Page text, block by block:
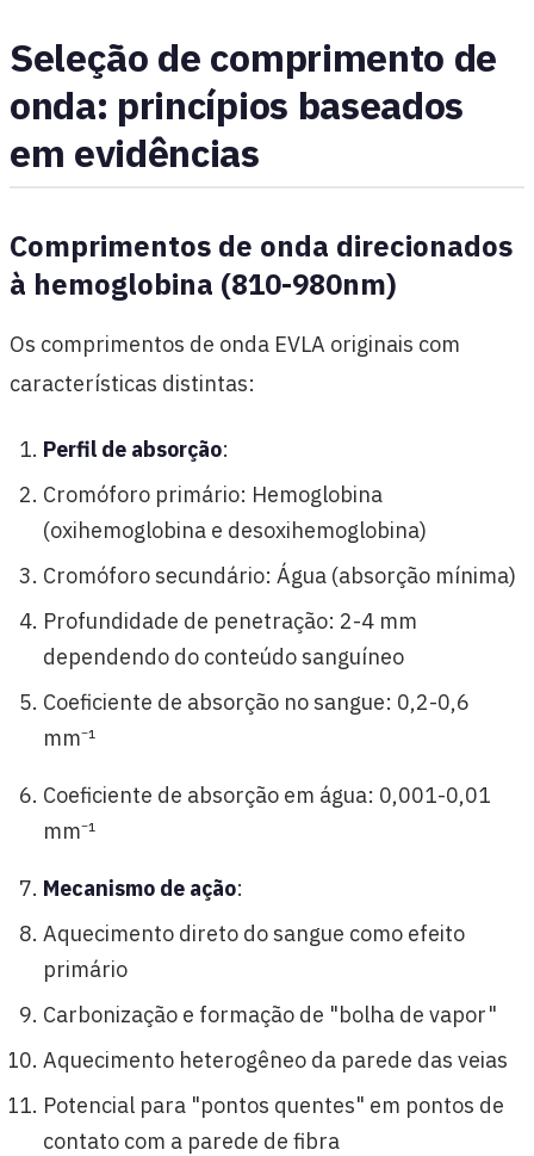
Seleção de comprimento de
onda: princípios baseados
em evidências
Comprimentos de onda direcionados
à hemoglobina (810-980nm)
Os comprimentos de onda EVLA originais com
características distintas:
Perfil de absorção:
Cromóforo primário: Hemoglobina
(oxihemoglobina e desoxihemoglobina)
Cromóforo secundário: Água (absorção mínima)
Profundidade de penetração: 2-4 mm
dependendo do conteúdo sanguíneo
Coeficiente de absorção no sangue: 0,2-0,6
mm⁻¹
Coeficiente de absorção em água: 0,001-0,01
mm⁻¹
Mecanismo de ação:
Aquecimento direto do sangue como efeito
primário
Carbonização e formação de "bolha de vapor"
Aquecimento heterogêneo da parede das veias
Potencial para "pontos quentes" em pontos de
contato com a parede de fibra